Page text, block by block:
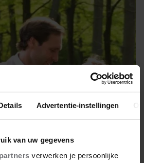
Advertentie-instellingen
van uw gegevens
verwerken je persoonlijke
EN TJALLING AL